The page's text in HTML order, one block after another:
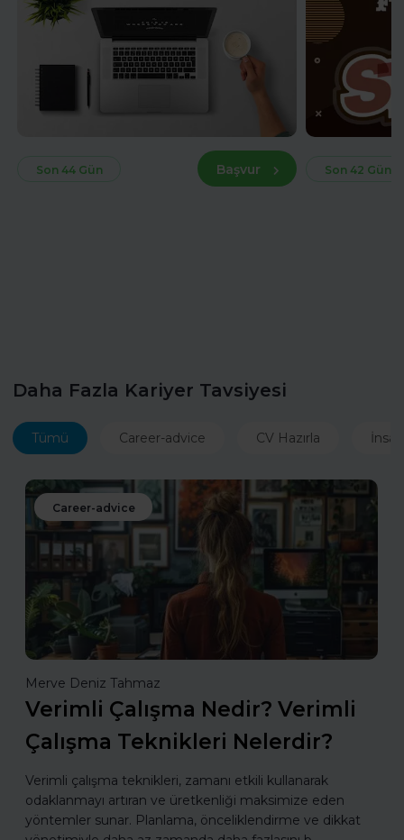
Son 44 Gün Başvur Son 42 Gün
Daha Fazla Kariyer Tavsiyesi
Tümü Career-advice CV Hazırla
Career-advice
Merve Deniz Tahmaz
Verimli Çalışma Nedir? Verimli
Çalışma Teknikleri Nelerdir?
Verimli çalışma teknikleri, zamanı etkili kullanarak
odaklanmayı artıran ve üretkenliği maksimize eden
yöntemler sunar. Planlama, önceliklendirme ve dikkat